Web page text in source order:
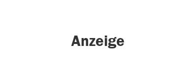
Anzeige